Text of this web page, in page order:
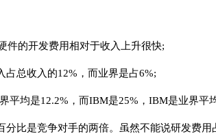
件的开发费用相对于收入上升很快;
总收入的12%，而业界是占6%;
平均是12.2%，而IBM是25%，IBM是业界平
比是竞争对手的两倍。虽然不能说研发费